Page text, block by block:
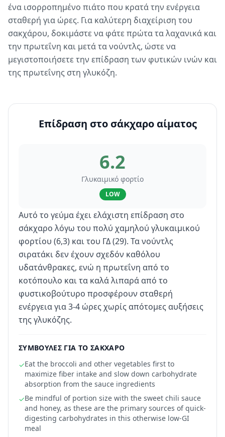
ένα ισορροπημένο πιάτο που κρατά την ενέργεια
σταθερή για ώρες. Για καλύτερη διαχείριση του
σακχάρου, δοκιμάστε να φάτε πρώτα τα λαχανικά και
την πρωτεΐνη και μετά τα νούντλς, ώστε να
μεγιστοποιήσετε την επίδραση των φυτικών ινών και
της πρωτεΐνης στη γλυκόζη.
Επίδραση στο σάκχαρο αίματος
6.2
Γλυκαιμικό φορτίο
LOW
Αυτό το γεύμα έχει ελάχιστη επίδραση στο
σάκχαρο λόγω του πολύ χαμηλού γλυκαιμικού
φορτίου (6,3) και του ΓΔ (29). Τα νούντλς
σιρατάκι δεν έχουν σχεδόν καθόλου
υδατάνθρακες, ενώ η πρωτεΐνη από το
κοτόπουλο και τα καλά λιπαρά από το
φυστικοβούτυρο προσφέρουν σταθερή
ενέργεια για 3-4 ώρες χωρίς απότομες αυξήσεις
της γλυκόζης.
ΣΥΜΒΟΥΛΈΣ ΓΙΑ ΤΟ ΣΆΚΧΑΡΟ
✓Eat the broccoli and other vegetables first to
maximize fiber intake and slow down carbohydrate
absorption from the sauce ingredients
✓Be mindful of portion size with the sweet chili sauce
and honey, as these are the primary sources of quick-
digesting carbohydrates in this otherwise low-GI
meal